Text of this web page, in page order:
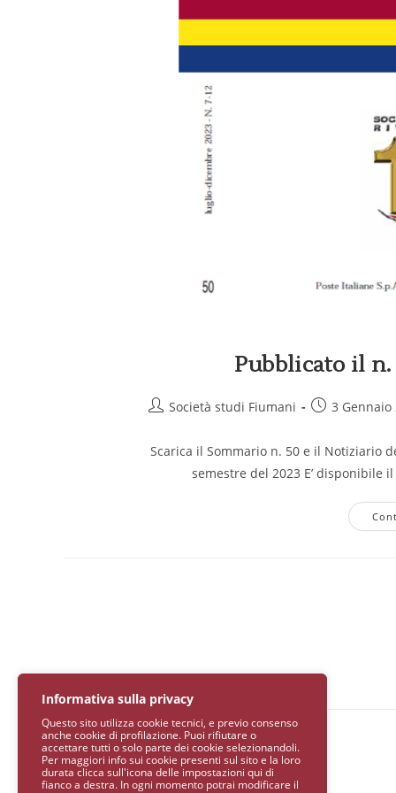
Informativa sulla privacy
Questo sito utilizza cookie tecnici, e previo consenso
anche cookie di profilazione. Puoi rifiutare o
accettare tutti o solo parte dei cookie selezionandoli.
Per maggiori info sui cookie presenti sul sito e la loro
durata clicca sull'icona delle impostazioni qui di
fianco a destra. In ogni momento potrai modificare il
Pubblicato il n.
Società studi Fiumani 3 Gennaio
Scarica il Sommario n. 50 e il Notiziario
semestre del 2023 E’ disponibile